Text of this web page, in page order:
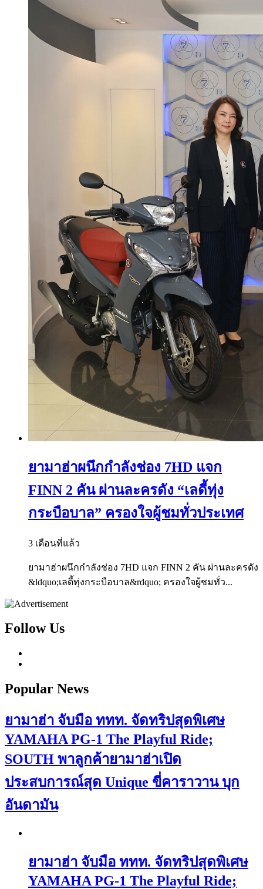
ยามาฮ่าผนึกกำลังช่อง 7HD แจก
FINN 2 คัน ผ่านละครดัง “เลดี้ทุ่ง
กระบือบาล” ครองใจผู้ชมทั่วประเทศ
3 เดือนที่แล้ว
ยามาฮ่าผนึกกำลังช่อง 7HD แจก FINN 2 คัน ผ่านละครดัง
&ldquo;เลดี้ทุ่งกระบือบาล&rdquo; ครองใจผู้ชมทั่ว...
Follow Us
Popular News
ยามาฮ่า จับมือ ททท. จัดทริปสุดพิเศษ
YAMAHA PG-1 The Playful Ride;
SOUTH พาลูกค้ายามาฮ่าเปิด
ประสบการณ์สุด Unique ขี่คาราวาน บุก
อันดามัน
ยามาฮ่า จับมือ ททท. จัดทริปสุดพิเศษ
YAMAHA PG-1 The Playful Ride;